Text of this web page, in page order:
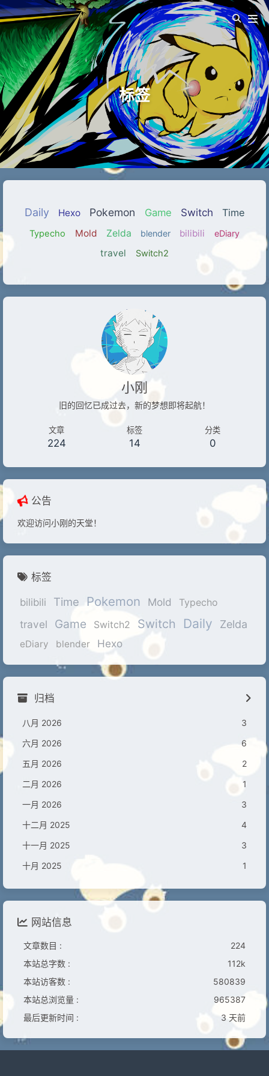
标签
Pokemon
travel Switch2
小刚
旧的回忆已成过去，新的梦想即将起航！
文章
224
标签
14
分类
0
公告
欢迎访问小刚的天堂！
标签
bilibili Time Pokemon Mold Typecho
travel Game Switch2 Switch Daily Zelda
eDiary blender Hexo
归档
八月 2026
3
六月 2026
6
五月 2026
2
二月 2026
1
一月 2026
3
十二月 2025
4
十一月 2025
3
十月 2025
1
网站信息
文章数目 :
224
本站总字数 :
112k
本站访客数 :
580839
本站总浏览量 :
965387
最后更新时间 :
3 天前